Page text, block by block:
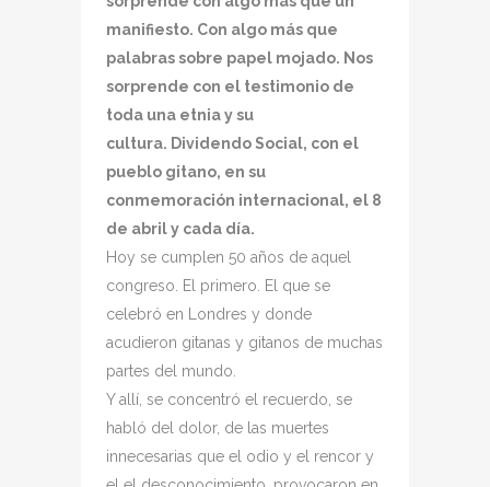
manifiesto. Con algo más que
palabras sobre papel mojado. Nos
sorprende con el testimonio de
toda una etnia y su
cultura. Dividendo Social, con el
pueblo gitano, en su
conmemoración internacional, el 8
de abril y cada día.
Hoy se cumplen 50 años de aquel
congreso. El primero. El que se
celebró en Londres y donde
acudieron gitanas y gitanos de muchas
partes del mundo.
Y allí, se concentró el recuerdo, se
habló del dolor, de las muertes
innecesarias que el odio y el rencor y